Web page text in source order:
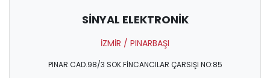
SİNYAL ELEKTRONİK
İZMİR / PINARBAŞI
PINAR CAD.98/3 SOK.FİNCANCILAR ÇARSIŞI NO:85